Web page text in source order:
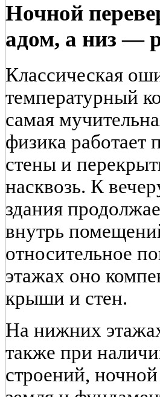
Ночной
адом, а низ —
Классическая
температурный
самая
физика работает
стены и
насквозь. К
здания
внутрь
относительное
этажах оно
крыши и стен.
На нижних
также при
строений,